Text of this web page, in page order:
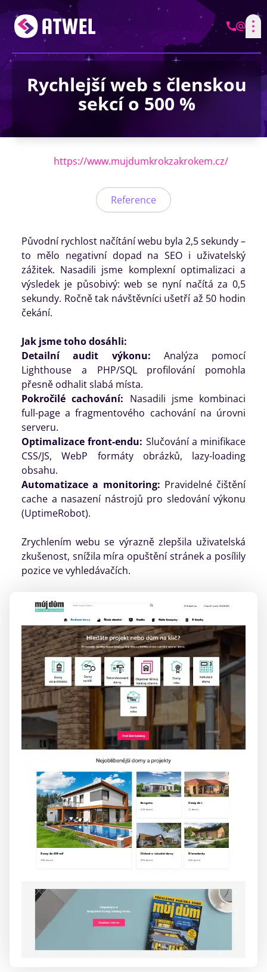
Rychlejší web s členskou
sekcí o 500 %
https://www.mujdumkrokzakrokem.cz/
Reference
Původní rychlost načítání webu byla 2,5 sekundy –
to mělo negativní dopad na SEO i uživatelský
zážitek. Nasadili jsme komplexní optimalizaci a
výsledek je působivý: web se nyní načítá za 0,5
sekundy. Ročně tak návštěvníci ušetří až 50 hodin
čekání.
Jak jsme toho dosáhli:
Detailní audit výkonu: Analýza pomocí
Lighthouse a PHP/SQL profilování pomohla
přesně odhalit slabá místa.
Pokročilé cachování: Nasadili jsme kombinaci
full-page a fragmentového cachování na úrovni
serveru.
Optimalizace front-endu: Slučování a minifikace
CSS/JS, WebP formáty obrázků, lazy-loading
obsahu.
Automatizace a monitoring: Pravidelné čištění
cache a nasazení nástrojů pro sledování výkonu
(UptimeRobot).
Zrychlením webu se výrazně zlepšila uživatelská
zkušenost, snížila míra opuštění stránek a posílily
pozice ve vyhledávačích.